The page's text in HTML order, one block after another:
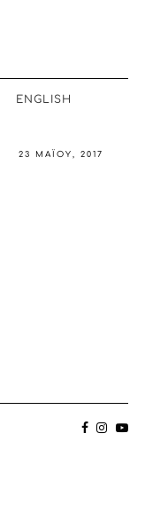
ENGLISH
23 ΜΑΪ́ΟΥ, 2017